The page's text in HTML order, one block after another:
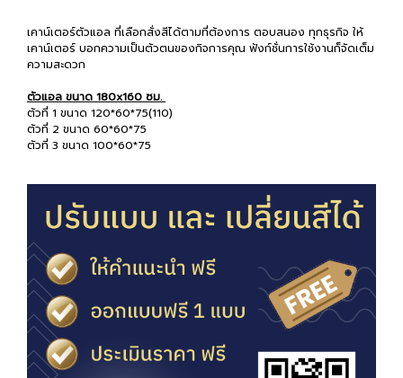
เคาน์เตอร์ตัวแอล ที่เลือกสั่งสีได้ตามที่ต้องการ ตอบสนอง ทุกธุรกิจ ให้
เคาน์เตอร์ บอกความเป็นตัวตนของกิจการคุณ ฟังก์ชั่นการใช้งานก็จัดเต็ม
ความสะดวก
ตัวแอล ขนาด 180x160 ซม.
ตัวที่ 1 ขนาด 120*60*75(110)
ตัวที่ 2 ขนาด 60*60*75
ตัวที่ 3 ขนาด 100*60*75